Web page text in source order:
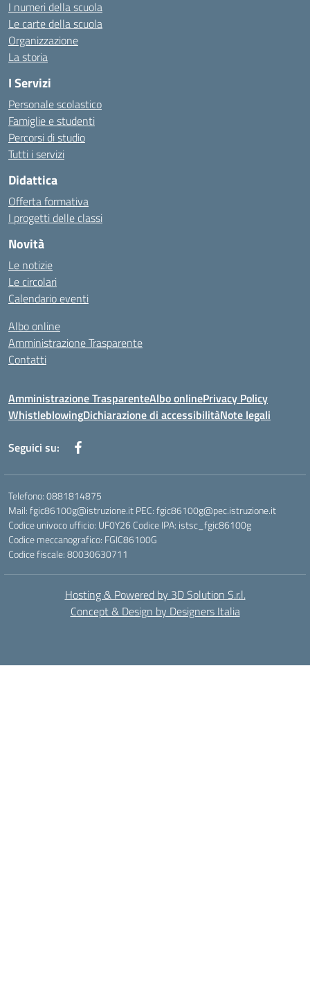
I numeri della scuola
Le carte della scuola
Organizzazione
La storia
I Servizi
Personale scolastico
Famiglie e studenti
Percorsi di studio
Tutti i servizi
Didattica
Offerta formativa
I progetti delle classi
Novità
Le notizie
Le circolari
Calendario eventi
Albo online
Amministrazione Trasparente
Contatti
Amministrazione TrasparenteAlbo onlinePrivacy Policy
WhistleblowingDichiarazione di accessibilitàNote legali
Seguici su:
Telefono: 0881814875
Mail: fgic86100g@istruzione.it PEC: fgic86100g@pec.istruzione.it
Codice univoco ufficio: UF0Y26 Codice IPA: istsc_fgic86100g
Codice meccanografico: FGIC86100G
Codice fiscale: 80030630711
Hosting & Powered by 3D Solution S.r.l.
Concept & Design by Designers Italia